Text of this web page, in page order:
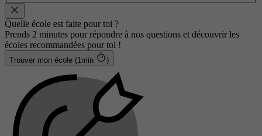
Quelle école est faite pour toi ?
Prends 2 minutes pour répondre à nos questions et découvrir les
écoles recommandées pour toi !
Trouver mon école (1min )